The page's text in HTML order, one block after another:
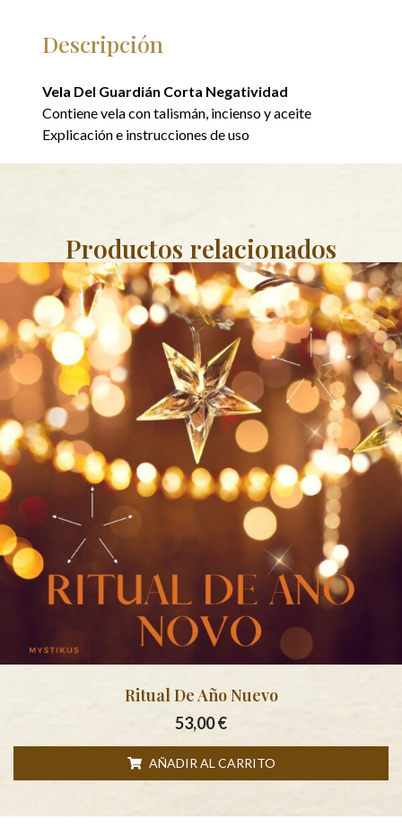
Descripción
Vela Del Guardián Corta Negatividad
Contiene vela con talismán, incienso y aceite
Explicación e instrucciones de uso
Productos relacionados
Ritual De Año Nuevo
53,00€
AÑADIR AL CARRITO